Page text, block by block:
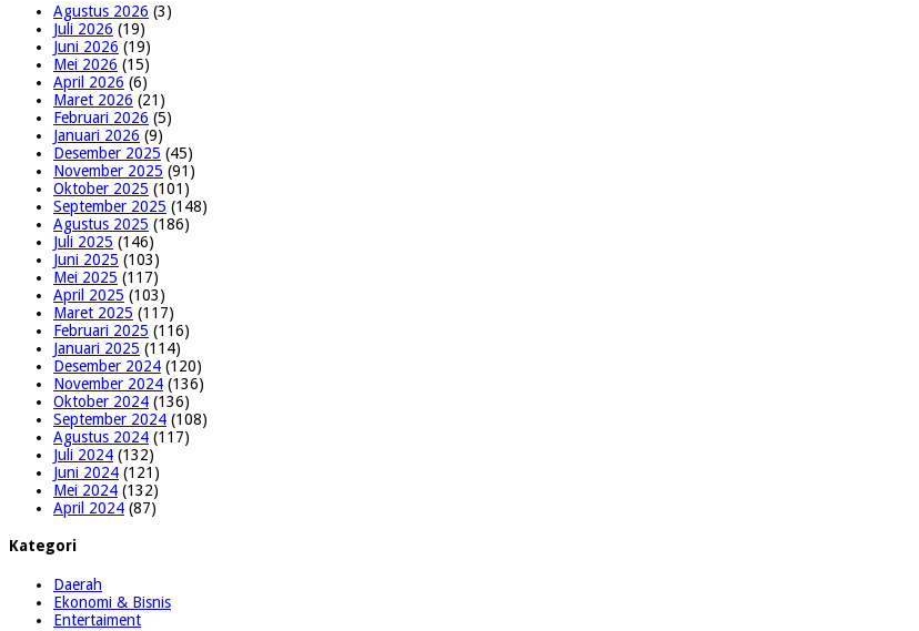
Agustus 2026 (3)
Juli 2026 (19)
Juni 2026 (19)
Mei 2026 (15)
April 2026 (6)
Maret 2026 (21)
Februari 2026 (5)
Januari 2026 (9)
Desember 2025 (45)
November 2025 (91)
Oktober 2025 (101)
September 2025 (148)
Agustus 2025 (186)
Juli 2025 (146)
Juni 2025 (103)
Mei 2025 (117)
April 2025 (103)
Maret 2025 (117)
Februari 2025 (116)
Januari 2025 (114)
Desember 2024 (120)
November 2024 (136)
Oktober 2024 (136)
September 2024 (108)
Agustus 2024 (117)
Juli 2024 (132)
Juni 2024 (121)
Mei 2024 (132)
April 2024 (87)
Kategori
Daerah
Ekonomi & Bisnis
Entertaiment